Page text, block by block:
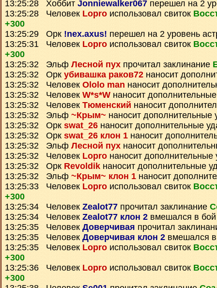
13:25:28 Хоббит Jonniewalker067 перешел на 2
13:25:28 Человек Lopro использовал свиток
+300
13:25:29 Орк !nex.axus! перешел на 2 уровень
13:25:31 Человек Lopro использовал свиток
+300
13:25:32 Эльф Лесной пух прочитал заклинание
13:25:32 Орк убивашка раков72 наносит
13:25:32 Человек Ololo man наносит
13:25:32 Человек W*s*W наносит
13:25:32 Человек Тюменский наносит
13:25:32 Эльф ~Крым~ наносит дополнительные
13:25:32 Орк swat_26 наносит дополнительные
13:25:32 Орк swat_26 клон 1 наносит
13:25:32 Эльф Лесной пух наносит
13:25:32 Человек Lopro наносит дополнительные
13:25:32 Орк Revoldik наносит дополнительные
13:25:32 Эльф ~Крым~ клон 1 наносит
13:25:33 Человек Lopro использовал свиток
+300
13:25:34 Человек Zealot77 прочитал заклинание
13:25:34 Человек Zealot77 клон 2 вмешался в бой
13:25:35 Человек Доверчивая прочитал
13:25:35 Человек Доверчивая клон 2 вмешался
13:25:35 Человек Lopro использовал свиток
+300
13:25:36 Человек Lopro использовал свиток
+300